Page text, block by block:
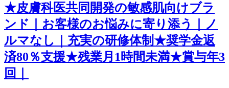
★皮膚科医共同開発の敏感肌向けブラ
ンド｜お客様のお悩みに寄り添う｜ノ
ルマなし｜充実の研修体制★奨学金返
済80％支援★残業月1時間未満★賞与年3
回｜